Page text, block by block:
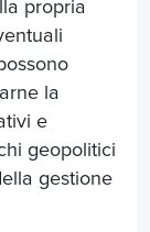
propria
la
e
geopolitici
gestione